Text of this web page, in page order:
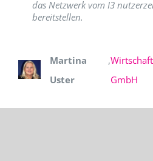
das Netzwerk vom I3
bereitstellen.
Martina
Uster
,
GmbH